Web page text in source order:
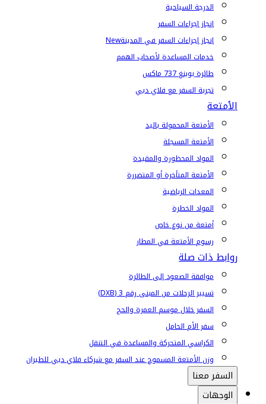
الدرجة السياحية
إنجاز إجراءات السفر
إنجاز إجراءات السفر في المدينةNew
خدمات المساعدة لأصحاب الهمم
طائرة بوينغ 737 ماكس
تجربة السفر مع فلاي دبي
الأمتعة
الأمتعة المحمولة باليد
الأمتعة المسجلة
المواد المحظورة والمقيدة
الأمتعة المتأخرة أو المتضررة
المعدات الرياضية
المواد الخطرة
أمتعة من نوع خاص
رسوم الأمتعة في المطار
روابط ذات صلة
موافقة الصعود إلى الطائرة
تسيير الرحلات من المبنى رقم 3 (DXB)
السفر خلال موسم العمرة والحج
سفر الأم الحامل
الكراسي المتحركة والمساعدة في التنقل
وزن الأمتعة المسموح عند السفر مع شركاء فلاي دبي للطيران
السفر معنا
الوجهات